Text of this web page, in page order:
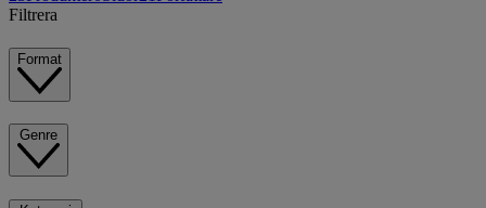
Filtrera
Format